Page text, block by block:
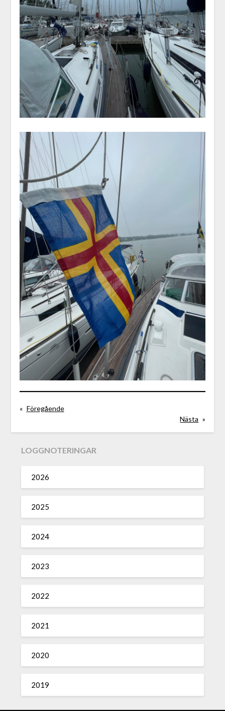
« Föregående
Nästa »
LOGGNOTERINGAR
2026
2025
2024
2023
2022
2021
2020
2019